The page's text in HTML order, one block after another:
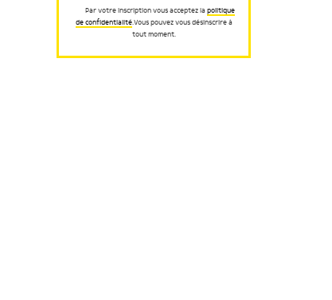
Par votre inscription vous acceptez la politique
de confidentialité.Vous pouvez vous désinscrire à
tout moment.